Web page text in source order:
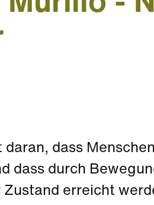
daran, dass
dass durch
erreicht